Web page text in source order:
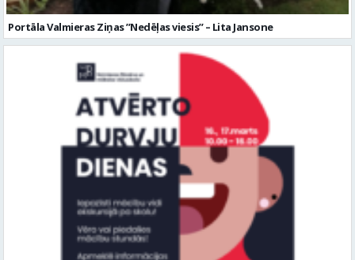
Portāla Valmieras Ziņas ’’Nedēļas viesis’’ – Lita Jansone